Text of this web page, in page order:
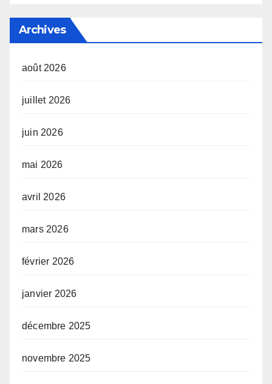
Archives
août 2026
juillet 2026
juin 2026
mai 2026
avril 2026
mars 2026
février 2026
janvier 2026
décembre 2025
novembre 2025